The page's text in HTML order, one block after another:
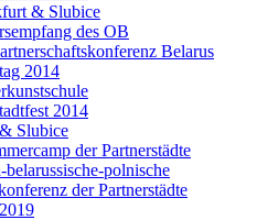
& Slubice
des OB
Belarus
2014
2014
Slubice
der Partnerstädte
belarussische-polnische
der Partnerstädte